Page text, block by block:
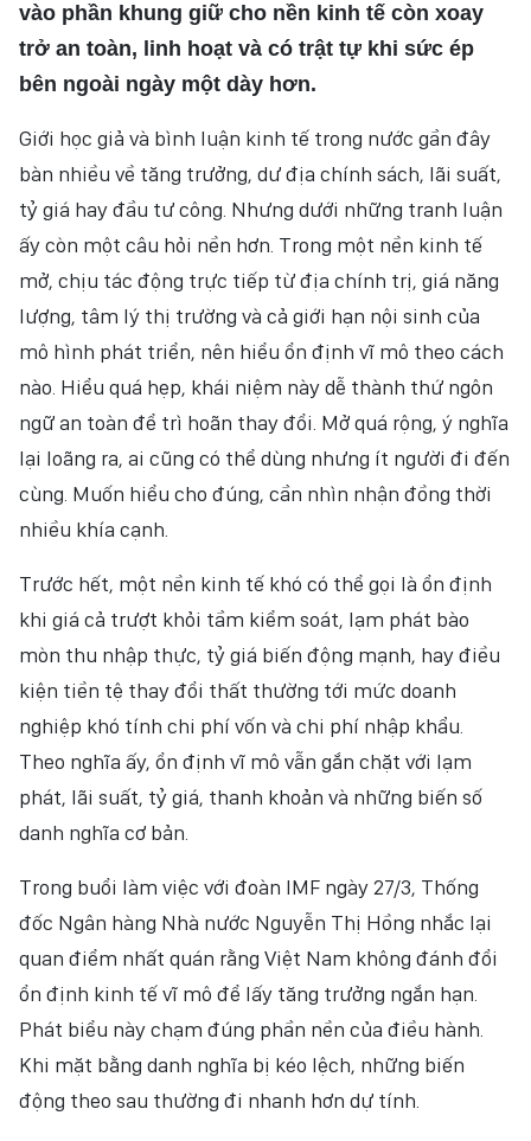
vào phần khung giữ cho nền kinh tế còn xoay
trở an toàn, linh hoạt và có trật tự khi sức ép
bên ngoài ngày một dày hơn.
Giới học giả và bình luận kinh tế trong nước gần đây
bàn nhiều về tăng trưởng, dư địa chính sách, lãi suất,
tỷ giá hay đầu tư công. Nhưng dưới những tranh luận
ấy còn một câu hỏi nền hơn. Trong một nền kinh tế
mở, chịu tác động trực tiếp từ địa chính trị, giá năng
lượng, tâm lý thị trường và cả giới hạn nội sinh của
mô hình phát triển, nên hiểu ổn định vĩ mô theo cách
nào. Hiểu quá hẹp, khái niệm này dễ thành thứ ngôn
ngữ an toàn để trì hoãn thay đổi. Mở quá rộng, ý nghĩa
lại loãng ra, ai cũng có thể dùng nhưng ít người đi đến
cùng. Muốn hiểu cho đúng, cần nhìn nhận đồng thời
nhiều khía cạnh.
Trước hết, một nền kinh tế khó có thể gọi là ổn định
khi giá cả trượt khỏi tầm kiểm soát, lạm phát bào
mòn thu nhập thực, tỷ giá biến động mạnh, hay điều
kiện tiền tệ thay đổi thất thường tới mức doanh
nghiệp khó tính chi phí vốn và chi phí nhập khẩu.
Theo nghĩa ấy, ổn định vĩ mô vẫn gắn chặt với lạm
phát, lãi suất, tỷ giá, thanh khoản và những biến số
danh nghĩa cơ bản.
Trong buổi làm việc với đoàn IMF ngày 27/3, Thống
đốc Ngân hàng Nhà nước Nguyễn Thị Hồng nhắc lại
quan điểm nhất quán rằng Việt Nam không đánh đổi
ổn định kinh tế vĩ mô để lấy tăng trưởng ngắn hạn.
Phát biểu này chạm đúng phần nền của điều hành.
Khi mặt bằng danh nghĩa bị kéo lệch, những biến
động theo sau thường đi nhanh hơn dự tính.